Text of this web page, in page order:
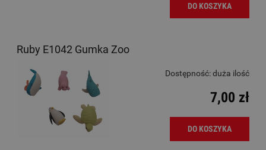
DO KOSZYKA
Ruby E1042 Gumka Zoo
Dostępność:duża ilość
7,00 zł
DO KOSZYKA